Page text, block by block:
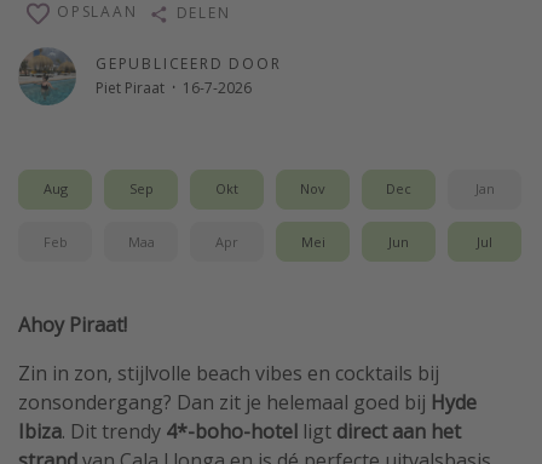
Rondreizen
Meer onderwerpen
Reiskalender
Beste keukens ter wereld
Disneyland Parijs
Strandvakantie in Italië
Strandvakantie in Nederland
All inclusive vakantie in Griekenland
GEPUBLICEERD DOOR
Piet Piraat · 16-7-2026
OPSLAAN DELEN
Aug Sep Okt Nov Dec Jan
Feb Maa Apr Mei Jun Jul
Ahoy Piraat!
Zin in zon, stijlvolle beach vibes en cocktails bij
zonsondergang? Dan zit je helemaal goed bij Hyde
Ibiza. Dit trendy 4*-boho-hotel ligt direct aan het